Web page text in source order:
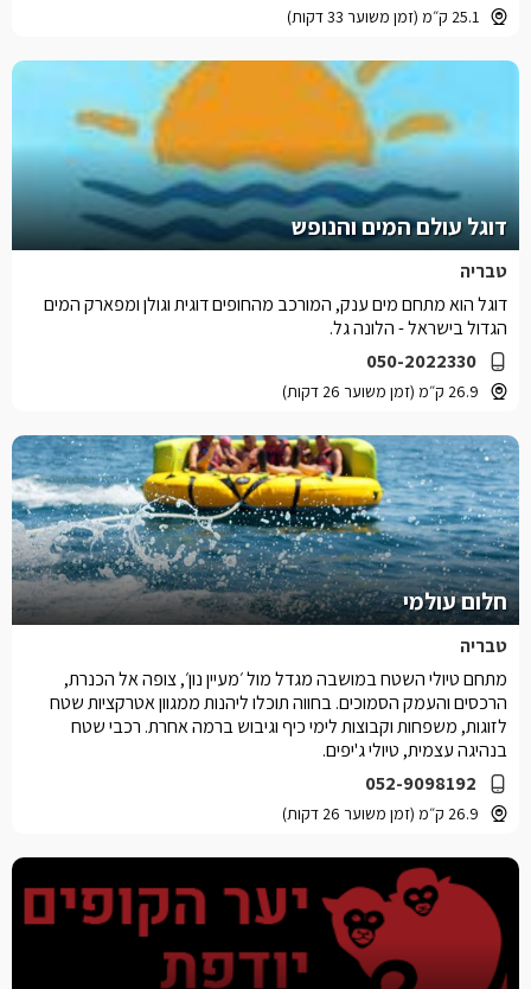
25.1 ק״מ (זמן משוער 33 דקות)
דוגל עולם המים והנופש
טבריה
050-2022330
26.9 ק״מ (זמן משוער 26 דקות)
דוגל הוא מתחם מים ענק, המורכב מהחופים דוגית וגולן ומפארק המים
הגדול בישראל - הלונה גל.
חלום עולמי
טבריה
052-9098192
26.9 ק״מ (זמן משוער 26 דקות)
מתחם טיולי השטח במושבה מגדל מול ׳מעיין נון׳, צופה אל הכנרת,
הרכסים והעמק הסמוכים. בחווה תוכלו ליהנות ממגוון אטרקציות שטח
לזוגות, משפחות וקבוצות לימי כיף וגיבוש ברמה אחרת. רכבי שטח
בנהיגה עצמית, טיולי ג'יפים.